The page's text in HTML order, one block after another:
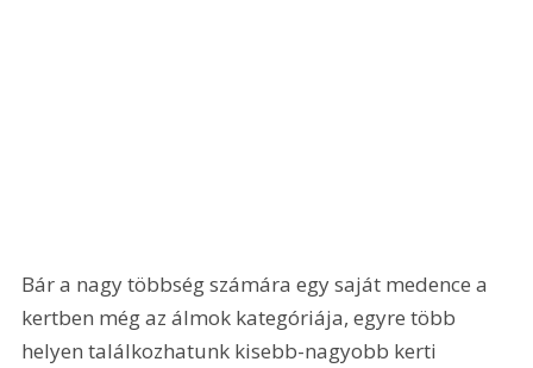
Bár a nagy többség számára egy saját medence a
kertben még az álmok kategóriája, egyre több
helyen találkozhatunk kisebb-nagyobb kerti